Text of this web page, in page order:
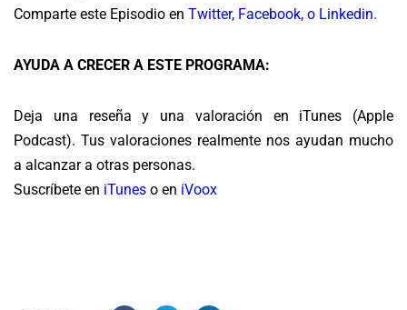
Comparte este Episodio en Twitter, Facebook, o Linkedin.
AYUDA A CRECER A ESTE PROGRAMA:
Deja una reseña y una valoración en iTunes (Apple
Podcast). Tus valoraciones realmente nos ayudan mucho
a alcanzar a otras personas.
Suscríbete en iTunes o en iVoox